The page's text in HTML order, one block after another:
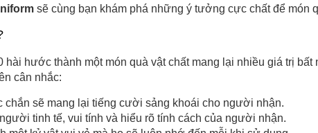
sẽ cùng bạn khám phá những ý tưởng cực chất để món
hước thành một món quà vật chất mang lại nhiều giá trị
cân nhắc:
chắn sẽ mang lại tiếng cười sảng khoái cho người nhận.
tinh tế, vui tính và hiểu rõ tính cách của người nhận.